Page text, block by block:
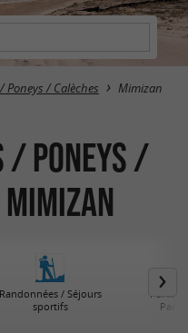
Poneys / Calèches Mimizan
/ Poneys /
Randonnées / Séjours
sportifs
Parcs